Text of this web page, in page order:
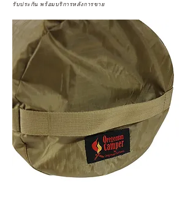
รับประกัน พร้อมบริการหลังการขาย